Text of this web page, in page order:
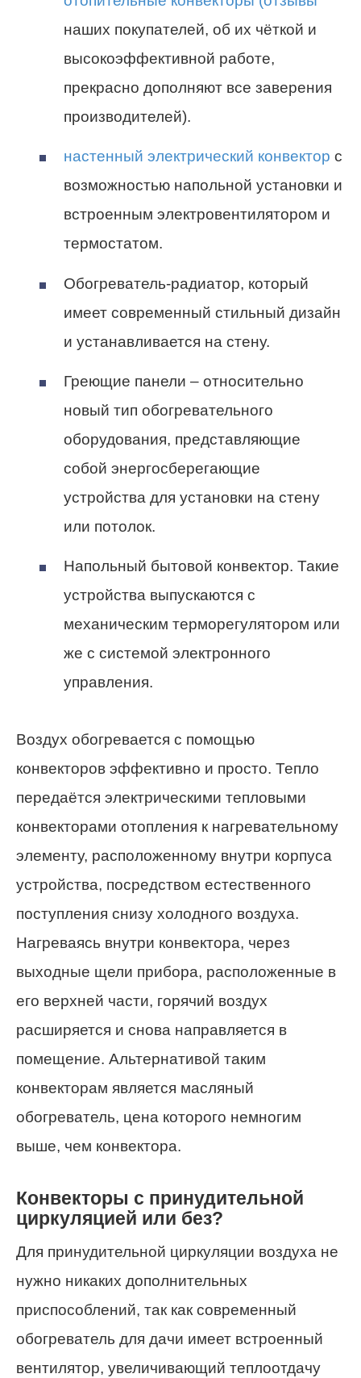
наших покупателей, об их чёткой и
высокоэффективной работе,
прекрасно дополняют все заверения
производителей).
настенный электрический конвектор с
возможностью напольной установки и
встроенным электровентилятором и
термостатом.
Обогреватель-радиатор, который
имеет современный стильный дизайн
и устанавливается на стену.
Греющие панели – относительно
новый тип обогревательного
оборудования, представляющие
собой энергосберегающие
устройства для установки на стену
или потолок.
Напольный бытовой конвектор. Такие
устройства выпускаются с
механическим терморегулятором или
же с системой электронного
управления.
Воздух обогревается с помощью
конвекторов эффективно и просто. Тепло
передаётся электрическими тепловыми
конвекторами отопления к нагревательному
элементу, расположенному внутри корпуса
устройства, посредством естественного
поступления снизу холодного воздуха.
Нагреваясь внутри конвектора, через
выходные щели прибора, расположенные в
его верхней части, горячий воздух
расширяется и снова направляется в
помещение. Альтернативой таким
конвекторам является масляный
обогреватель, цена которого немногим
выше, чем конвектора.
Конвекторы с принудительной
циркуляцией или без?
Для принудительной циркуляции воздуха не
нужно никаких дополнительных
приспособлений, так как современный
обогреватель для дачи имеет встроенный
вентилятор, увеличивающий теплоотдачу